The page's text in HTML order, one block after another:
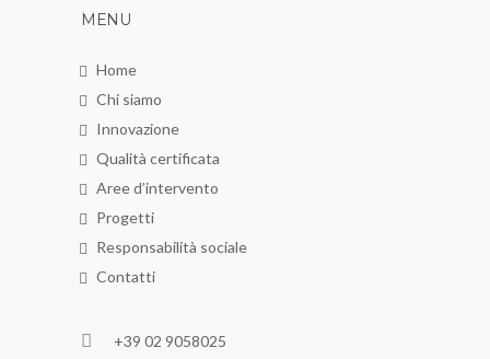
MENU
Home
Chi siamo
Innovazione
Qualità certificata
Aree d’intervento
Progetti
Responsabilità sociale
Contatti
+39 02 9058025